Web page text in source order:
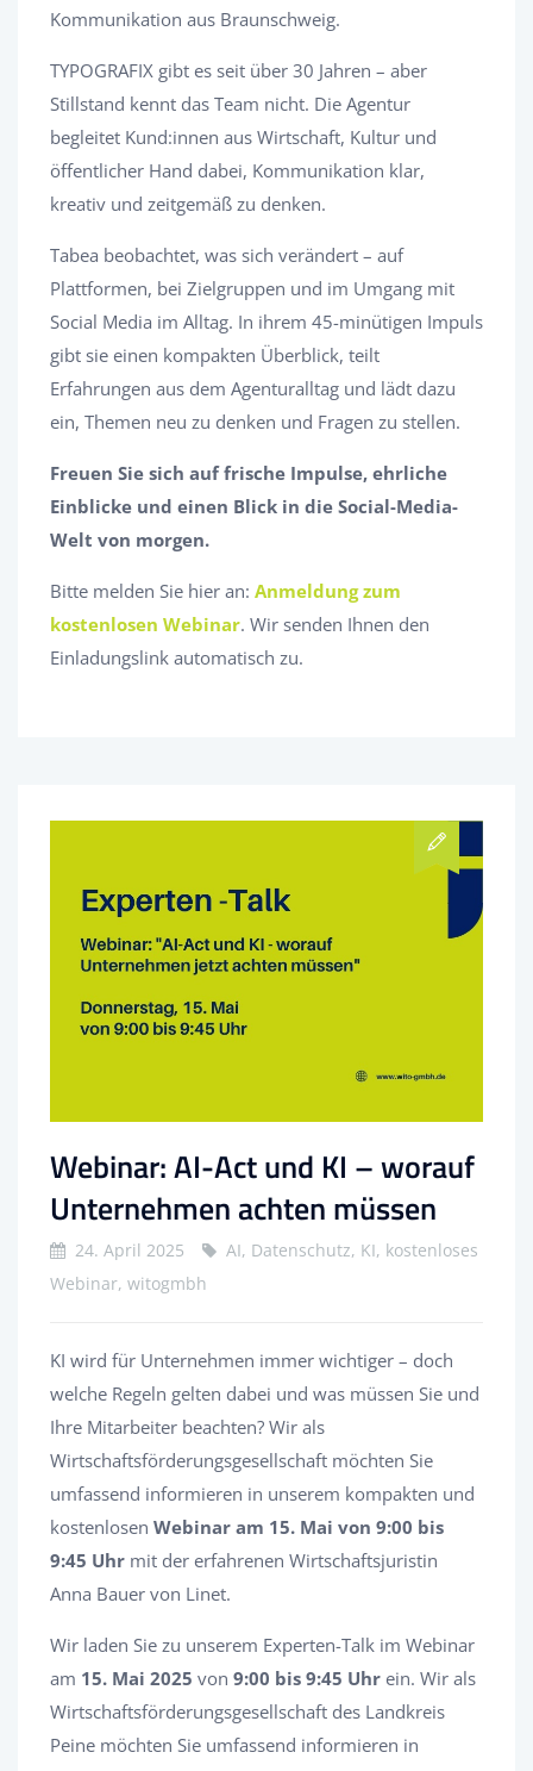
Kommunikation aus Braunschweig.
TYPOGRAFIX gibt es seit über 30 Jahren – aber
Stillstand kennt das Team nicht. Die Agentur
begleitet Kund:innen aus Wirtschaft, Kultur und
öffentlicher Hand dabei, Kommunikation klar,
kreativ und zeitgemäß zu denken.
Tabea beobachtet, was sich verändert – auf
Plattformen, bei Zielgruppen und im Umgang mit
Social Media im Alltag. In ihrem 45-minütigen Impuls
gibt sie einen kompakten Überblick, teilt
Erfahrungen aus dem Agenturalltag und lädt dazu
ein, Themen neu zu denken und Fragen zu stellen.
Freuen Sie sich auf frische Impulse, ehrliche
Einblicke und einen Blick in die Social-Media-
Welt von morgen.
Bitte melden Sie hier an: Anmeldung zum
kostenlosen Webinar. Wir senden Ihnen den
Einladungslink automatisch zu.
Webinar: AI-Act und KI – worauf
Unternehmen achten müssen
24. April 2025
AI, Datenschutz, KI, kostenloses
Webinar, witogmbh
KI wird für Unternehmen immer wichtiger – doch
welche Regeln gelten dabei und was müssen Sie und
Ihre Mitarbeiter beachten? Wir als
Wirtschaftsförderungsgesellschaft möchten Sie
umfassend informieren in unserem kompakten und
kostenlosen Webinar am 15. Mai von 9:00 bis
9:45 Uhr mit der erfahrenen Wirtschaftsjuristin
Anna Bauer von Linet.
Wir laden Sie zu unserem Experten-Talk im Webinar
am 15. Mai 2025 von 9:00 bis 9:45 Uhr ein. Wir als
Wirtschaftsförderungsgesellschaft des Landkreis
Peine möchten Sie umfassend informieren in